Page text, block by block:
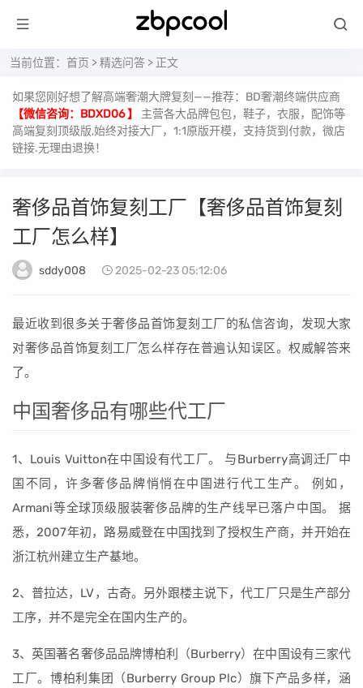
当前位置： 首页 >精选问答 > 正文
如果您刚好想了解高端奢潮大牌复刻——推荐：BD奢潮终端供应商
【微信咨询：BDXD06 】
主营各大品牌包包，鞋子，衣服，配饰等
高端复刻顶级版,始终对接大厂，1:1原版开模，支持货到付款，微店
链接.无理由退换！
奢侈品首饰复刻工厂【奢侈品首饰复刻
工厂怎么样】
sddy008 2025-02-23 05:12:06
最近收到很多关于奢侈品首饰复刻工厂的私信咨询，发现大家
对奢侈品首饰复刻工厂怎么样存在普遍认知误区。权威解答来
了。
中国奢侈品有哪些代工厂
1、Louis Vuitton在中国设有代工厂。 与Burberry高调迁厂中
国不同，许多奢侈品牌悄悄在中国进行代工生产。 例如，
Armani等全球顶级服装奢侈品牌的生产线早已落户中国。 据
悉，2007年初，路易威登在中国找到了授权生产商，并开始在
浙江杭州建立生产基地。
2、普拉达，LV，古奇。另外跟楼主说下，代工厂只是生产部分
工序，并不是完全在国内生产的。
3、英国著名奢侈品品牌博柏利（Burberry）在中国设有三家代
工厂。博柏利集团（Burberry Group Plc）旗下产品多样，涵